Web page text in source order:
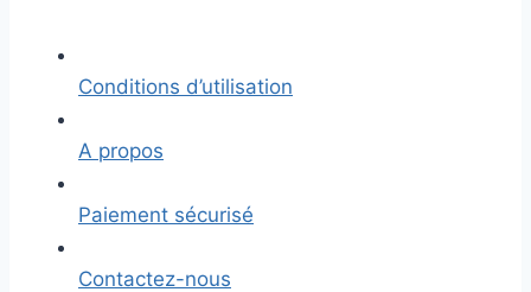
Conditions d’utilisation
A propos
Paiement sécurisé
Contactez-nous